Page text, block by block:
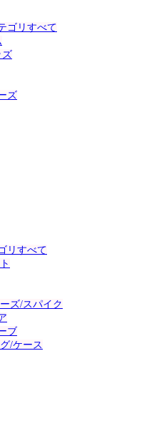
ゴリすべて
ズ
ズ
リすべて
ズ/スパイク
ブ
/ケース